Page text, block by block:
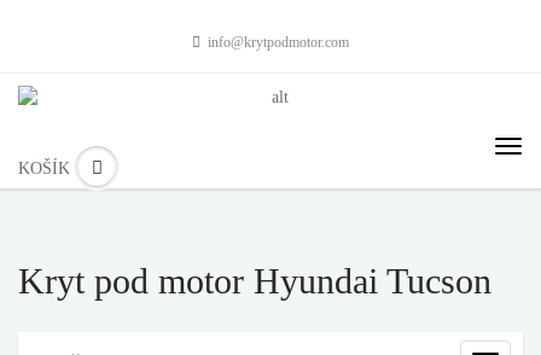
info@krytpodmotor.com
KOŠÍK
Kryt pod motor Hyundai Tucson